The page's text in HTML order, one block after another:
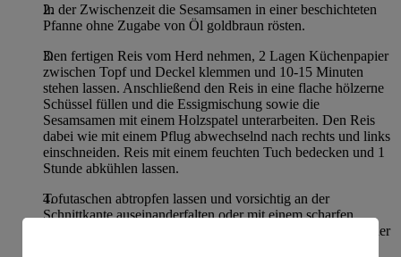
In der Zwischenzeit die Sesamsamen in einer beschichteten
Pfanne ohne Zugabe von Öl goldbraun rösten.
Den fertigen Reis vom Herd nehmen, 2 Lagen Küchenpapier
zwischen Topf und Deckel klemmen und 10-15 Minuten
stehen lassen. Anschließend den Reis in eine flache hölzerne
Schüssel füllen und die Essigmischung sowie die
Sesamsamen mit einem Holzspatel unterarbeiten. Den Reis
dabei wie mit einem Pflug abwechselnd nach rechts und links
einschneiden. Reis mit einem feuchten Tuch bedecken und 1
Stunde abkühlen lassen.
Tofutaschen abtropfen lassen und vorsichtig an der
Schnittkante auseinanderfalten oder mit einem scharfen
Messer entlang der Schnittkante aufschneiden. Etwa 2 EL der